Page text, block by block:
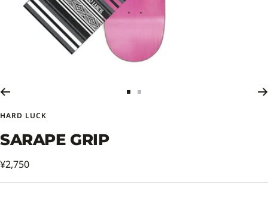
ス
1
ス
2
HARD LUCK
SARAPE GRIP
セ
ー
¥2,750